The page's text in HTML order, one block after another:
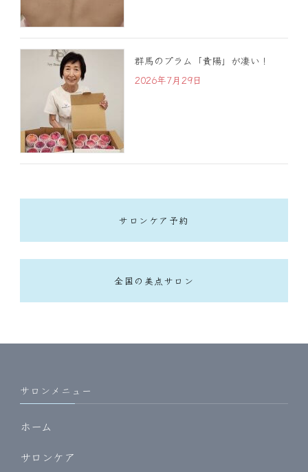
群馬のプラム「貴陽」が凄い！
2026年7月29日
サロンケア予約
全国の美点サロン
サロンメニュー
ホーム
サロンケア